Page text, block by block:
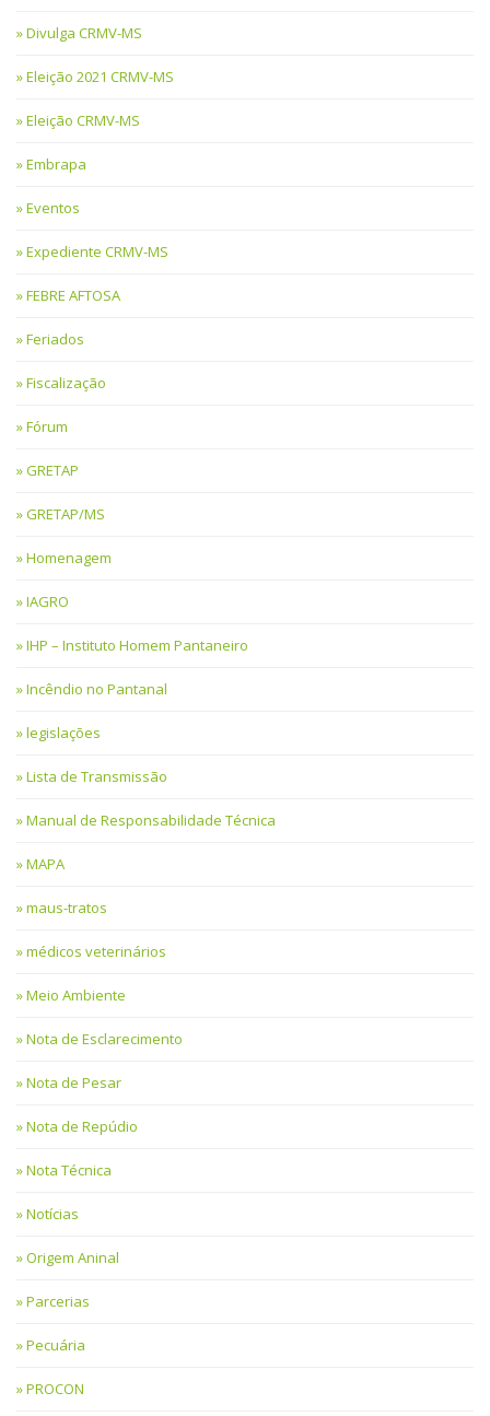
Divulga CRMV-MS
Eleição 2021 CRMV-MS
Eleição CRMV-MS
Embrapa
Eventos
Expediente CRMV-MS
FEBRE AFTOSA
Feriados
Fiscalização
Fórum
GRETAP
GRETAP/MS
Homenagem
IAGRO
IHP – Instituto Homem Pantaneiro
Incêndio no Pantanal
legislações
Lista de Transmissão
Manual de Responsabilidade Técnica
MAPA
maus-tratos
médicos veterinários
Meio Ambiente
Nota de Esclarecimento
Nota de Pesar
Nota de Repúdio
Nota Técnica
Notícias
Origem Aninal
Parcerias
Pecuária
PROCON